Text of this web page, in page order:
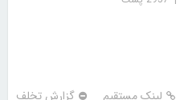
لینک مستقیم گزارش تخلف